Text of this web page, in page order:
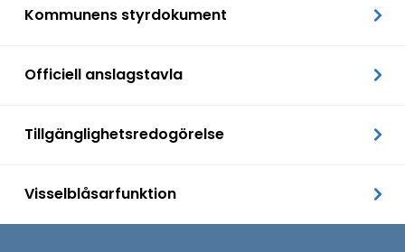
Kommunens styrdokument
Officiell anslagstavla
Tillgänglighetsredogörelse
Visselblåsarfunktion